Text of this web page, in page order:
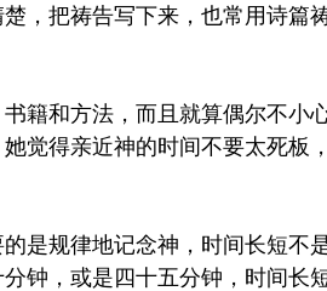
，把祷告写下来，也常用诗篇
籍和方法，而且就算偶尔不小
觉得亲近神的时间不要太死板
是规律地记念神，时间长短不
钟，或是四十五分钟，时间长